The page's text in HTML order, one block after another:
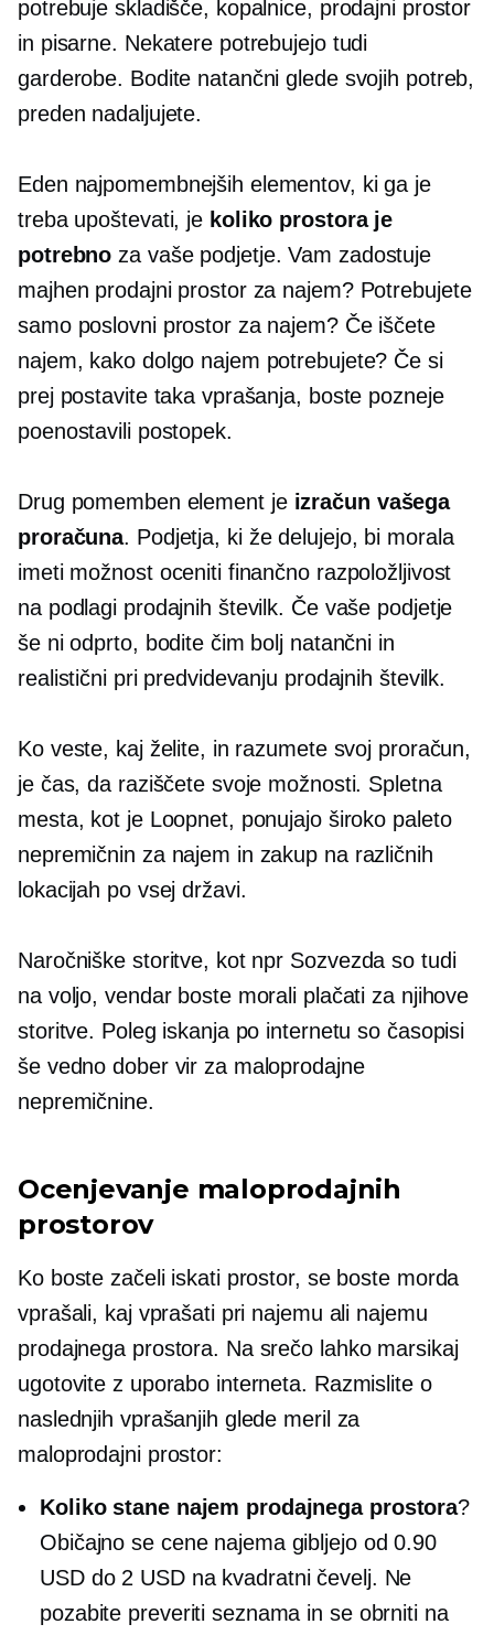
potrebuje skladišče, kopalnice, prodajni prostor
in pisarne. Nekatere potrebujejo tudi
garderobe. Bodite natančni glede svojih potreb,
preden nadaljujete.
Eden najpomembnejših elementov, ki ga je
treba upoštevati, je koliko prostora je
potrebno za vaše podjetje. Vam zadostuje
majhen prodajni prostor za najem? Potrebujete
samo poslovni prostor za najem? Če iščete
najem, kako dolgo najem potrebujete? Če si
prej postavite taka vprašanja, boste pozneje
poenostavili postopek.
Drug pomemben element je izračun vašega
proračuna. Podjetja, ki že delujejo, bi morala
imeti možnost oceniti finančno razpoložljivost
na podlagi prodajnih številk. Če vaše podjetje
še ni odprto, bodite čim bolj natančni in
realistični pri predvidevanju prodajnih številk.
Ko veste, kaj želite, in razumete svoj proračun,
je čas, da raziščete svoje možnosti. Spletna
mesta, kot je Loopnet, ponujajo široko paleto
nepremičnin za najem in zakup na različnih
lokacijah po vsej državi.
Naročniške storitve, kot npr Sozvezda so tudi
na voljo, vendar boste morali plačati za njihove
storitve. Poleg iskanja po internetu so časopisi
še vedno dober vir za maloprodajne
nepremičnine.
Ocenjevanje maloprodajnih
prostorov
Ko boste začeli iskati prostor, se boste morda
vprašali, kaj vprašati pri najemu ali najemu
prodajnega prostora. Na srečo lahko marsikaj
ugotovite z uporabo interneta. Razmislite o
naslednjih vprašanjih glede meril za
maloprodajni prostor:
Koliko stane najem prodajnega prostora?
Običajno se cene najema gibljejo od 0.90
USD do 2 USD na kvadratni čevelj. Ne
pozabite preveriti seznama in se obrniti na